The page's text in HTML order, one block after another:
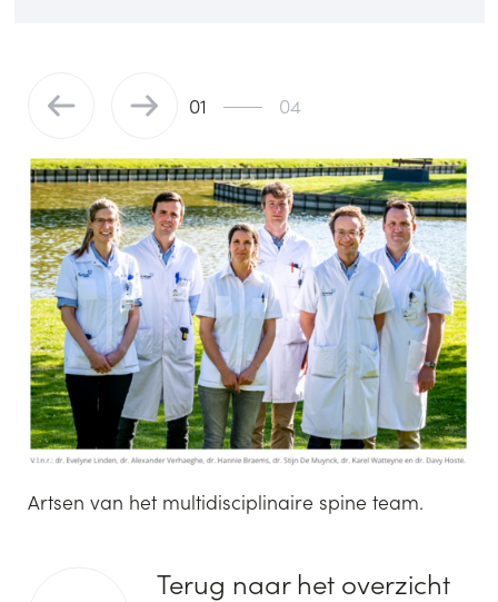
01 04
Artsen van het multidisciplinaire spine team.
Terug naar het overzicht